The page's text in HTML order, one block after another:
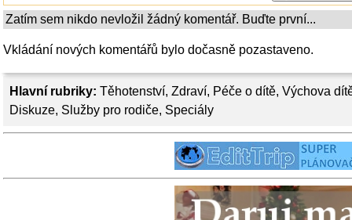
Hlavní rubriky: Těhotenství, Zdraví, Péče o dítě, Výchova
Diskuze, Služby pro rodiče, Speciály
Zatím sem nikdo nevložil žádný komentář. Buďte první...
Vkládání nových komentářů bylo dočasně pozastaveno.